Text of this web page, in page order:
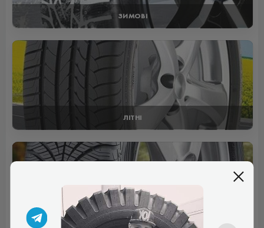
ЗИМОВІ
ЛІТНІ
ВСЕСЕЗОННІ